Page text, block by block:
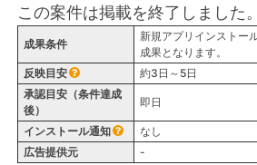
この案件は掲載を終了しました。
成果条件
新規アプリインストー
成果となります。
反映目安
約3日～5日
承認目安（条件達成
後）
即日
インストール通知
なし
広告提供元
-